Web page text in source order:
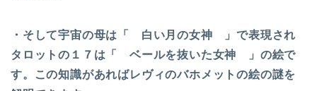
・そして宇宙の母は「 白い月の女神 」で表現され
タロットの１７は「 ベールを抜いた女神 」の絵で
す。この知識があればレヴィのバホメットの絵の謎を